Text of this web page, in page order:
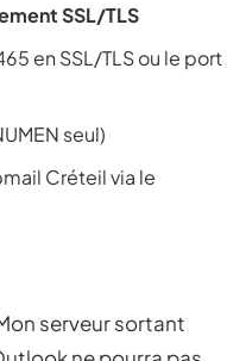
SSL/TLS
en SSL/TLS ou le port
seul)
Créteil via le
serveur sortant